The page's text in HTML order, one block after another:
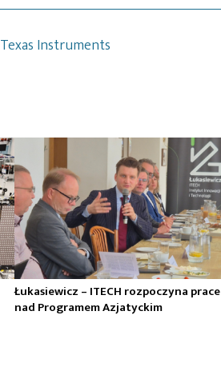
Texas Instruments
Łukasiewicz – ITECH rozpoczyna prace
nad Programem Azjatyckim